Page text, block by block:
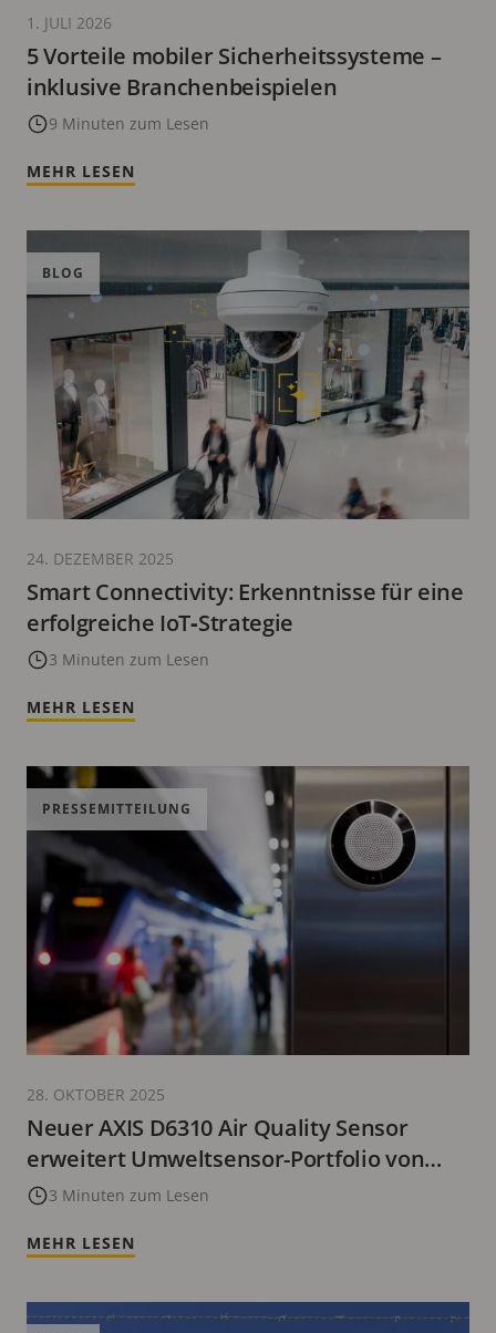
5 Vorteile mobiler Sicherheitssysteme –
inklusive Branchenbeispielen
9 Minuten zum Lesen
1. JULI 2026
MEHR LESEN
Smart Connectivity: Erkenntnisse für eine
erfolgreiche IoT‑Strategie
3 Minuten zum Lesen
BLOG
24. DEZEMBER 2025
MEHR LESEN
Neuer AXIS D6310 Air Quality Sensor
erweitert Umweltsensor-Portfolio von
Axis Communications
3 Minuten zum Lesen
PRESSEMITTEILUNG
28. OKTOBER 2025
MEHR LESEN